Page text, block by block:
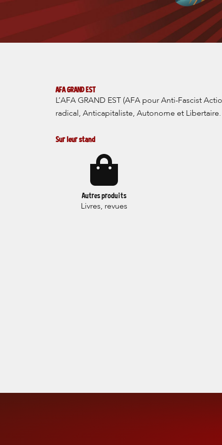
AFA GRAND EST
L’AFA GRAND EST (AFA pour Anti-Fascist
radical, Anticapitaliste, Autonome et Libertaire.
Sur leur stand
Autres produits
Livres, revues